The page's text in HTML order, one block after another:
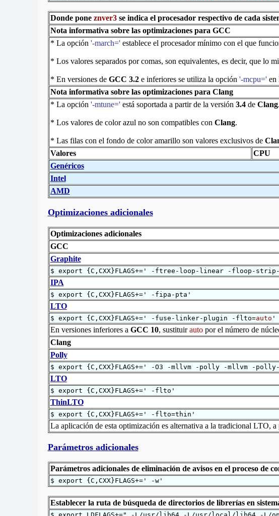
Donde pone znver3se indica el procesador respectivo de cada
Nota informativa sobre las optimizaciones para GCC
* La opción '-march='establece el procesador mínimo con el que
* Los valores separados por comas, son equivalentes, es decir, que lo
* En versiones de GCC 3.2e inferiores se utiliza la opción '-mcpu='en
Nota informativa sobre las optimizaciones para Clang
* La opción '-mtune='está soportada a partir de la versión 3.4de Clang.
* Los valores de color azul no son compatibles con Clang.
* Las filas con el fondo de color amarillo son valores exclusivos de
Valores
CPU
Genéricos
Intel
AMD
Optimizaciones adicionales
Optimizaciones adicionales
GCC
Graphite
$ export {C,CXX}FLAGS+=' -ftree-loop-linear -floop-
IPA
$ export {C,CXX}FLAGS+=' -fipa-pta'
LTO
$ export {C,CXX}FLAGS+=' -fuse-linker-plugin -flto=auto '
En versiones inferiores a GCC 10, sustituirautopor el número de
Clang
Polly
$ export {C,CXX}FLAGS+=' -O3 -mllvm -polly-mllvm -polly-
LTO
$ export {C,CXX}FLAGS+=' -flto'
ThinLTO
$ export {C,CXX}FLAGS+=' -flto=thin'
La aplicación de esta optimización es alternativa a la tradicional LTO, a
Parámetros adicionales
Parámetros adicionales de eliminación de avisos en el proceso de
$ export {C,CXX}FLAGS+=' -w'
Establecer la ruta de búsqueda de directorios de librerías en